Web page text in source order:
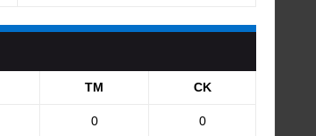
TM CK
0 0